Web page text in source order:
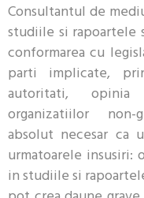
Consultantul de
studiile si rapoartele
conformarea cu
parti implicate,
autoritati,
organizatiilor
absolut necesar ca
urmatoarele
in studiile si